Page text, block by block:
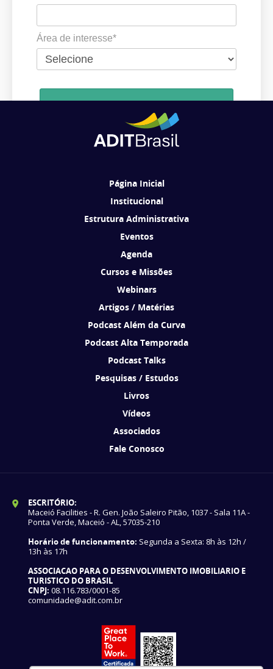
Área de interesse*
Ao se cadastrar, você concorda em receber comunicações da ADIT
Página Inicial
Institucional
Estrutura Administrativa
Eventos
Agenda
Cursos e Missões
Webinars
Artigos / Matérias
Podcast Além da Curva
Podcast Alta Temporada
Podcast Talks
Pesquisas / Estudos
Livros
Vídeos
Associados
Fale Conosco
ESCRITÓRIO:
Maceió Facilities - R. Gen. João Saleiro Pitão, 1037 - Sala 11A -
Ponta Verde, Maceió - AL, 57035-210
Horário de funcionamento: Segunda a Sexta: 8h às 12h /
13h às 17h
ASSOCIACAO PARA O DESENVOLVIMENTO IMOBILIARIO E
TURISTICO DO BRASIL
CNPJ: 08.116.783/0001-85
comunidade@adit.com.br